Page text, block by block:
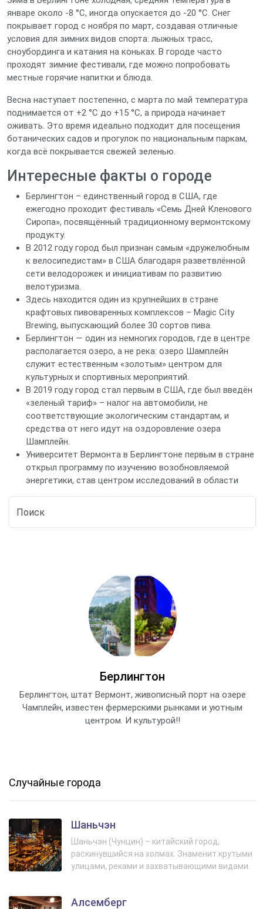
январе около -8 °C, иногда опускается до -20 °C. Снег
покрывает город с ноября по март, создавая отличные
условия для зимних видов спорта: лыжных трасс,
сноубординга и катания на коньках. В городе часто
проходят зимние фестивали, где можно попробовать
местные горячие напитки и блюда.
Весна наступает постепенно, с марта по май температура
поднимается от +2 °C до +15 °C, а природа начинает
оживать. Это время идеально подходит для посещения
ботанических садов и прогулок по национальным паркам,
когда всё покрывается свежей зеленью.
Интересные факты о городе
Берлингтон – единственный город в США, где
ежегодно проходит фестиваль «Семь Дней Кленового
Сиропа», посвящённый традиционному вермонтскому
продукту.
В 2012 году город был признан самым «дружелюбным
к велосипедистам» в США благодаря разветвлённой
сети велодорожек и инициативам по развитию
велотуризма.
Здесь находится один из крупнейших в стране
крафтовых пивоваренных комплексов – Magic City
Brewing, выпускающий более 30 сортов пива.
Берлингтон — один из немногих городов, где в центре
располагается озеро, а не река: озеро Шамплейн
служит естественным «золотым» центром для
культурных и спортивных мероприятий.
В 2019 году город стал первым в США, где был введён
«зеленый тариф» – налог на автомобили, не
соответствующие экологическим стандартам, и
средства от него идут на оздоровление озера
Шамплейн.
Университет Вермонта в Берлингтоне первым в стране
открыл программу по изучению возобновляемой
энергетики, став центром исследований в области
Берлингтон
Берлингтон, штат Вермонт, живописный порт на озере
Чамплейн, известен фермерскими рынками и уютным
центром. И культурой!!
Случайные города
Шаньчэн
Шаньчэн (Чунцин) – китайский город,
раскинувшийся на холмах. Знаменит крутыми
улицами, реками и захватывающими видами.
Алсемберг